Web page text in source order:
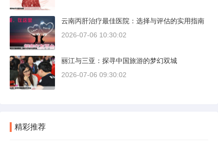
云南丙肝治疗最佳医院：选择与评估的实用指南
2026-07-06 10:30:02
丽江与三亚：探寻中国旅游的梦幻双城
2026-07-06 09:30:02
精彩推荐